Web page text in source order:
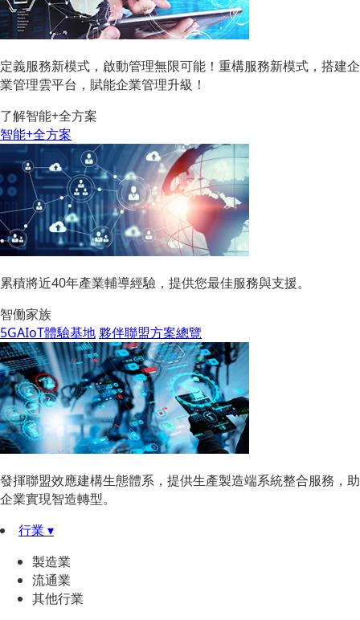
定義服務新模式，啟動管理無限可能！重構服務新模式，搭建企
業管理雲平台，賦能企業管理升級！
了解智能+全方案
智能+全方案
累積將近40年產業輔導經驗，提供您最佳服務與支援。
智働家族
5GAIoT體驗基地夥伴聯盟方案總覽
發揮聯盟效應建構生態體系，提供生產製造端系統整合服務，助
企業實現智造轉型。
行業 ▾
製造業
流通業
其他行業